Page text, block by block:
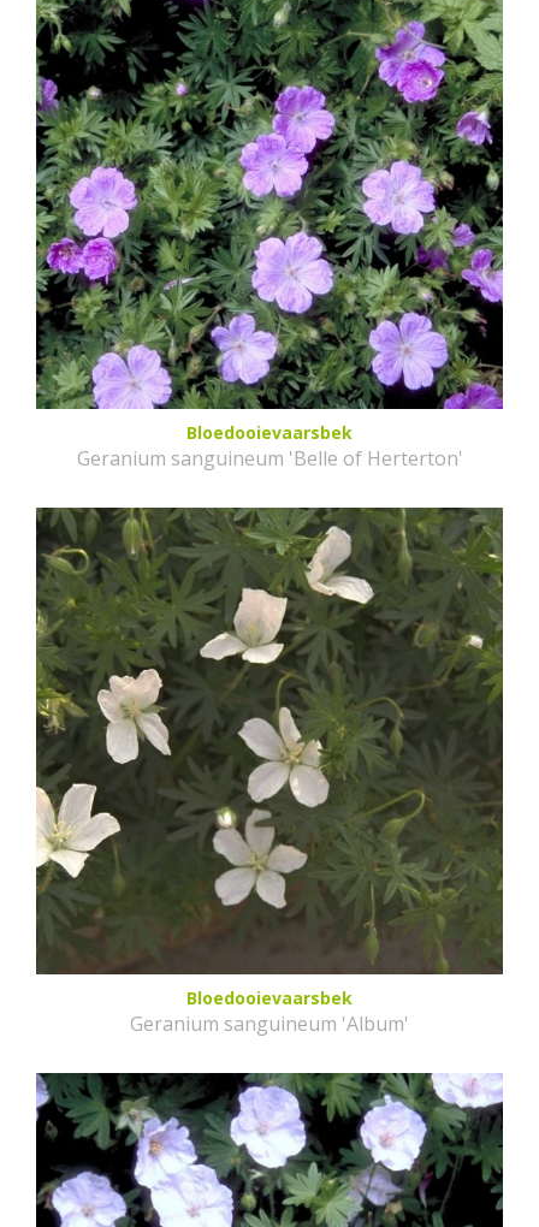
Bloedooievaarsbek
Geranium sanguineum 'Belle of Herterton'
Bloedooievaarsbek
Geranium sanguineum 'Album'